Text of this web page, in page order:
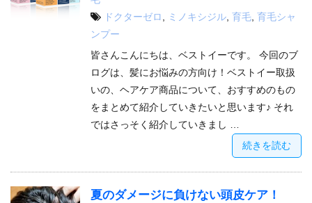
ドクターゼロ
ミノキシジル 育毛 育毛シャ
ンプー
皆さんこんにちは、ベストイーです。 今回のブ
ログは、髪にお悩みの方向け！ベストイー取扱
いの、ヘアケア商品について、おすすめのもの
をまとめて紹介していきたいと思います♪ それ
ではさっそく紹介していきまし …
続きを読む
夏のダメージに負けない頭皮ケア！